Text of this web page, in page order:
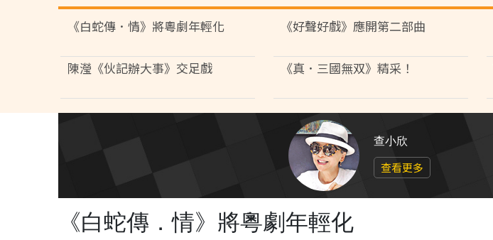
《白蛇傳．情》將粵劇年輕化 《好聲好戲》應開第二部曲
陳瀅《伙記辦大事》交足戲 《真．三國無双》精采！
查小欣
查看更多
《白蛇傳．情》將粵劇年輕化